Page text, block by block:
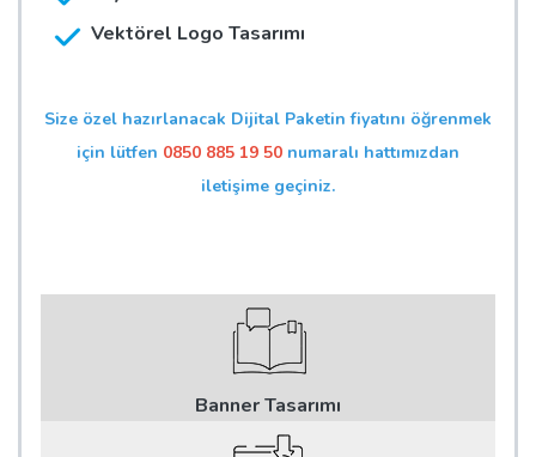
Vektörel Logo Tasarımı
Size özel hazırlanacak Dijital Paketin fiyatını öğrenmek
için lütfen 0850 885 19 50 numaralı hattımızdan
iletişime geçiniz.
Banner Tasarımı